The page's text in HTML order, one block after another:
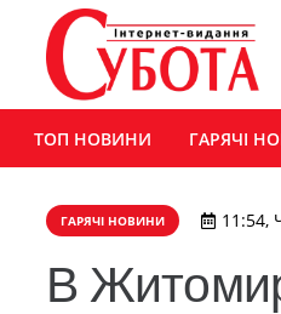
ТОП НОВИНИ ГАРЯЧІ
ГАРЯЧІ НОВИНИ 11:54,
В